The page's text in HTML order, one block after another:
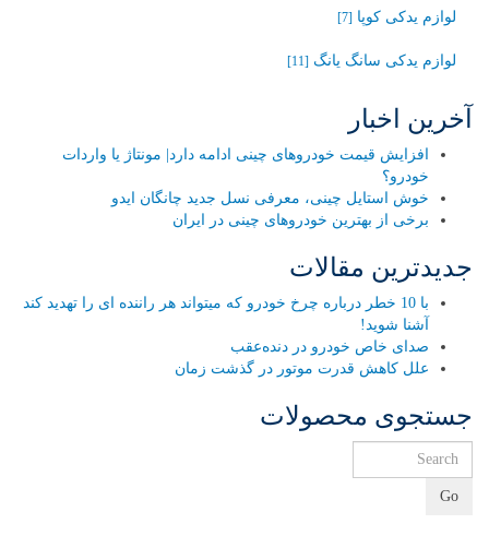
لوازم یدکی کوپا [7]
لوازم یدکی سانگ یانگ [11]
آخرین اخبار
افزایش قیمت خودروهای چینی ادامه دارد| مونتاژ یا واردات
خودرو؟
خوش استایل چینی، معرفی نسل جدید چانگان ایدو
برخی از بهترین خودروهای چینی در ایران
جدیدترین مقالات
با 10 خطر درباره چرخ خودرو که میتواند هر راننده ای را تهدید کند
آشنا شوید!
صدای خاص خودرو در دنده‌عقب
علل کاهش قدرت موتور در گذشت زمان
جستجوی محصولات
Go